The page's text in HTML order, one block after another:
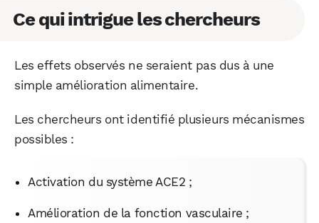
Ce qui intrigue les chercheurs
Les effets observés ne seraient pas dus à une
simple amélioration alimentaire.
Les chercheurs ont identifié plusieurs mécanismes
possibles :
Activation du système ACE2 ;
Amélioration de la fonction vasculaire ;